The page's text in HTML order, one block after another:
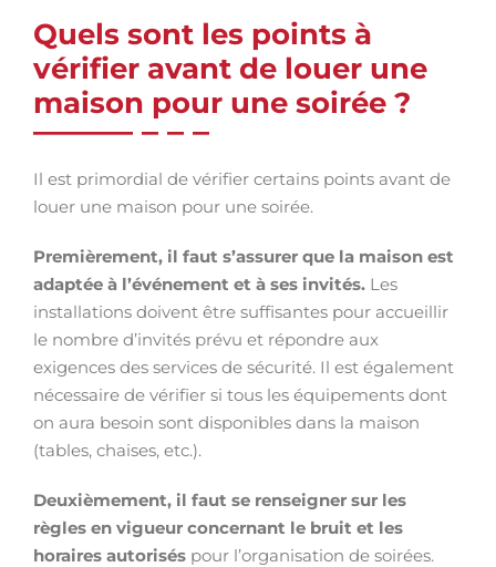
Quels sont les points à
vérifier avant de louer une
maison pour une soirée ?
Il est primordial de vérifier certains points avant de
louer une maison pour une soirée.
Premièrement, il faut s’assurer que la maison est
adaptée à l’événement et à ses invités. Les
installations doivent être suffisantes pour accueillir
le nombre d’invités prévu et répondre aux
exigences des services de sécurité. Il est également
nécessaire de vérifier si tous les équipements dont
on aura besoin sont disponibles dans la maison
(tables, chaises, etc.).
Deuxièmement, il faut se renseigner sur les
règles en vigueur concernant le bruit et les
horaires autorisés pour l’organisation de soirées.